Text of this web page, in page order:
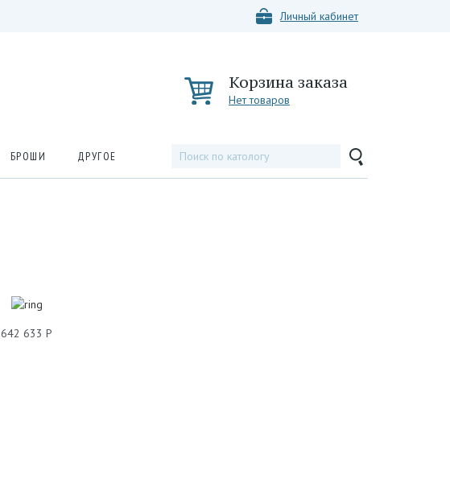
Личный кабинет
Корзина заказа
Нет товаров
БРОШИ ДРУГОЕ
642 633 Р